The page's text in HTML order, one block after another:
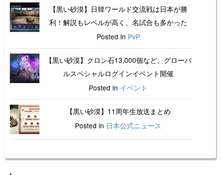
【黒い砂漠】日韓ワールド交流戦は日本が勝
利！解説もレベルが高く、名試合も多かった
Posted in PvP
【黒い砂漠】クロン石13,000個など、グローバ
ルスペシャルログインイベント開催
Posted in イベント
【黒い砂漠】11周年生放送まとめ
Posted in 日本公式ニュース